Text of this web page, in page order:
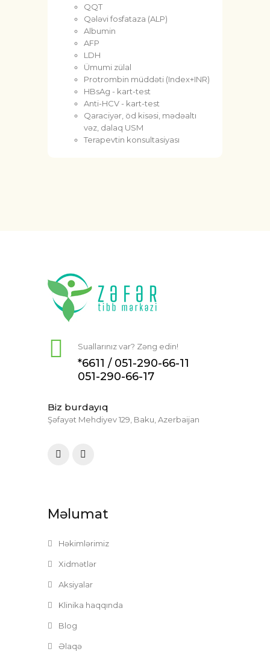
QQT
Qələvi fosfataza (ALP)
Albumin
AFP
LDH
Ümumi zülal
Protrombin müddəti (Index+INR)
HBsAg - kart-test
Anti-HCV - kart-test
Qaraciyər, öd kisəsi, mədəaltı
vəz, dalaq USM
Terapevtin konsultasiyası
Suallarınız var? Zəng edin!
*6611 / 051-290-66-11
051-290-66-17
Biz burdayıq
Şəfayət Mehdiyev 129, Baku, Azerbaijan
Məlumat
Həkimlərimiz
Xidmətlər
Aksiyalar
Klinika haqqında
Blog
Əlaqə